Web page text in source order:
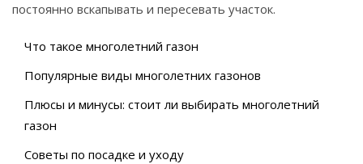
постоянно вскапывать и пересевать участок.
Что такое многолетний газон
Популярные виды многолетних газонов
Плюсы и минусы: стоит ли выбирать многолетний
газон
Советы по посадке и уходу